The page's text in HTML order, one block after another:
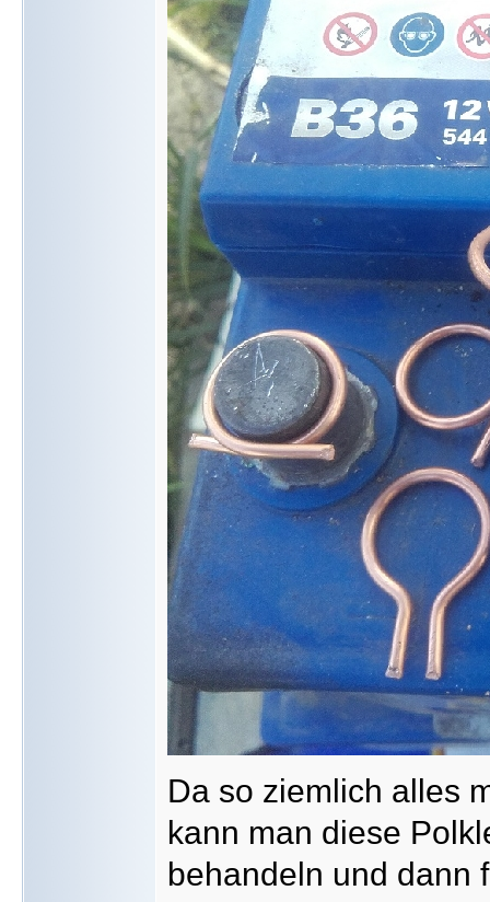
Da so ziemlich alles
kann man diese
behandeln und dann